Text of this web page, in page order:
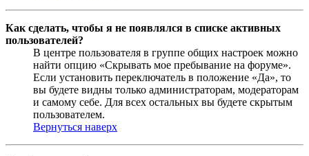
Как сделать, чтобы я не появлялся в списке активных
пользователей?
В центре пользователя в группе общих настроек можно
найти опцию «Скрывать мое пребывание на форуме».
Если установить переключатель в положение «Да», то
вы будете видны только администраторам, модераторам
и самому себе. Для всех остальных вы будете скрытым
пользователем.
Вернуться наверх